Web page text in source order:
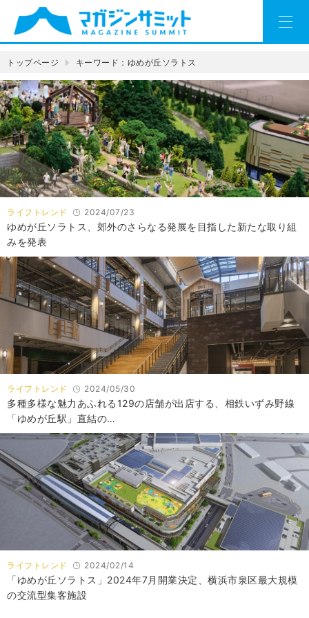
トップページ キーワード：ゆめが丘ソラトス
ライフトレンド 2024/07/23
ゆめが丘ソラトス、郊外のさらなる発展を目指した新たな取り組
みを発表
ライフトレンド 2024/05/30
多種多様な魅力あふれる129の店舗が出店する、相鉄いずみ野線
「ゆめが丘駅」直結の…
ライフトレンド 2024/02/14
「ゆめが丘ソラトス」2024年7月開業決定、横浜市泉区最大規模
の交流型集客施設